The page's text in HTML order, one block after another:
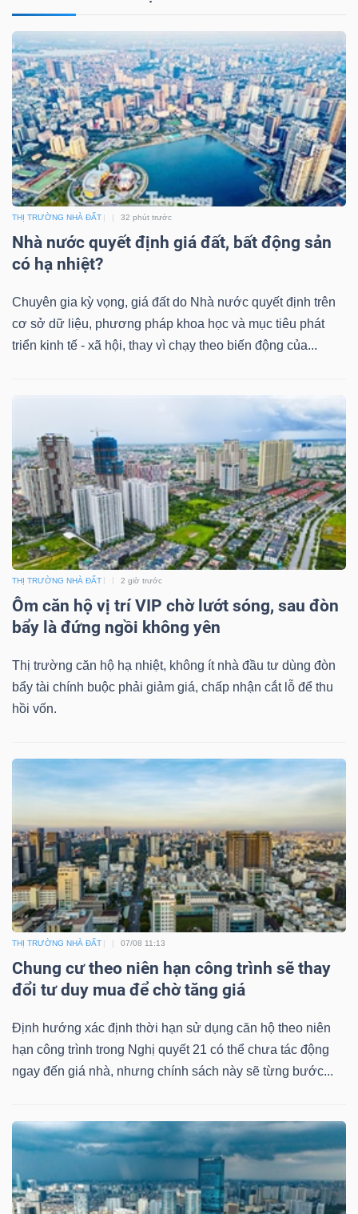
THỊ TRƯỜNG NHÀ ĐẤT 32 phút trước
Nhà nước quyết định giá đất, bất động sản
có hạ nhiệt?
Chuyên gia kỳ vọng, giá đất do Nhà nước quyết định trên
cơ sở dữ liệu, phương pháp khoa học và mục tiêu phát
triển kinh tế - xã hội, thay vì chạy theo biến động của...
THỊ TRƯỜNG NHÀ ĐẤT 2 giờ trước
Ôm căn hộ vị trí VIP chờ lướt sóng, sau đòn
bẩy là đứng ngồi không yên
Thị trường căn hộ hạ nhiệt, không ít nhà đầu tư dùng đòn
bẩy tài chính buộc phải giảm giá, chấp nhận cắt lỗ để thu
hồi vốn.
THỊ TRƯỜNG NHÀ ĐẤT 07/08 11:13
Chung cư theo niên hạn công trình sẽ thay
đổi tư duy mua để chờ tăng giá
Định hướng xác định thời hạn sử dụng căn hộ theo niên
hạn công trình trong Nghị quyết 21 có thể chưa tác động
ngay đến giá nhà, nhưng chính sách này sẽ từng bước...